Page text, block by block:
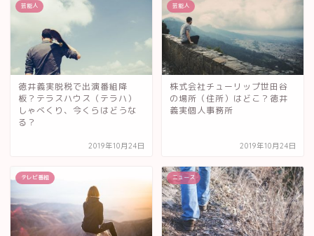
芸能人
徳井義実脱税で出演番組降
板？テラスハウス（テラハ）
しゃべくり、今くらはどうな
る？
2019年10月24日
芸能人
株式会社チューリップ世田谷
の場所（住所）はどこ？徳井
義実個人事務所
2019年10月24日
テレビ番組 ニュース